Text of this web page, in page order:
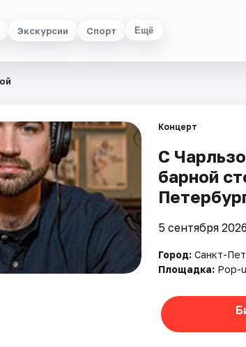
Экскурсии Спорт Ещё
Концерт
С
барной
5 сентября 2026
Город: Санкт-
Площадка: Pop-